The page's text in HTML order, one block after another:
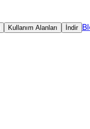
Kullanım Alanları İndir